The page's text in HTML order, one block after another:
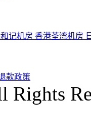
记机房 香港荃湾机房
款政策